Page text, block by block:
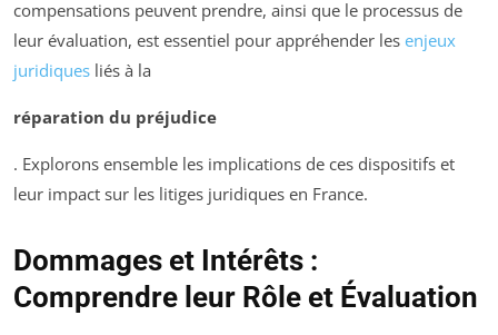
compensations peuvent prendre, ainsi que le processus de
leur évaluation, est essentiel pour appréhender les enjeux
juridiques liés à la
réparation du préjudice
. Explorons ensemble les implications de ces dispositifs et
leur impact sur les litiges juridiques en France.
Dommages et Intérêts :
Comprendre leur Rôle et Évaluation